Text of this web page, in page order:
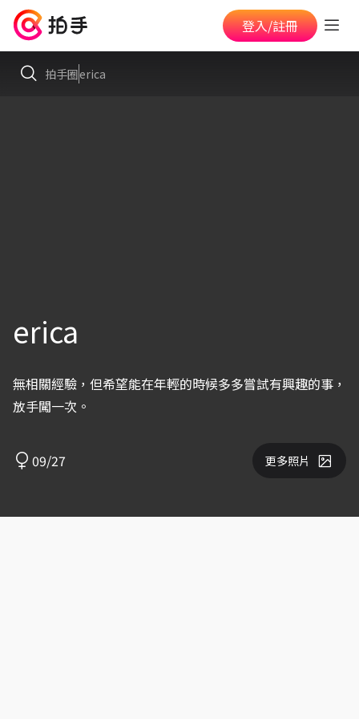
登入/註冊
拍手圈erica
erica
無相關經驗，但希望能在年輕的時候多多嘗試有興趣的事，
放手闖一次。
09/27 更多照片